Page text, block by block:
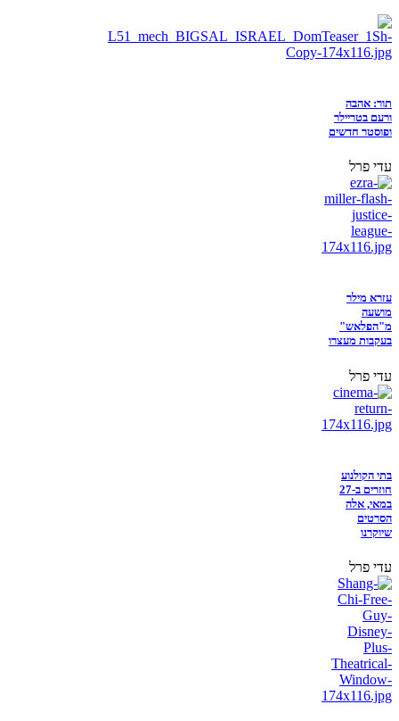
תור: אהבה
ורעם בטריילר
ופוסטר חדשים
עדי פרל
עזרא מילר
מושעה
מ"הפלאש"
בעקבות מעצרו
עדי פרל
בתי הקולנוע
חוזרים ב-27
במאי, אלה
הסרטים
שיוקרנו
עדי פרל